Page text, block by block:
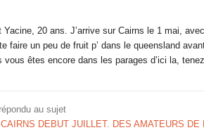
Yacine, 20 ans. J’arrive sur Cairns le 1 mai,
faire un peu de fruit p’ dans le queensland
vous êtes encore dans les parages d’ici la,
au sujet
DEBUT JUILLET. DES AMATEURS